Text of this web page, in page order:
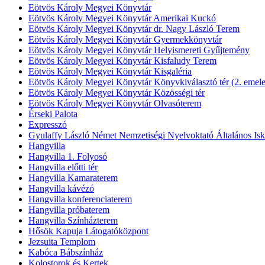
Eötvös Károly Megyei Könyvtár
Eötvös Károly Megyei Könyvtár Amerikai Kuckó
Eötvös Károly Megyei Könyvtár dr. Nagy László Terem
Eötvös Károly Megyei Könyvtár Gyermekkönyvtár
Eötvös Károly Megyei Könyvtár Helyismereti Gyűjtemény
Eötvös Károly Megyei Könyvtár Kisfaludy Terem
Eötvös Károly Megyei Könyvtár Kisgaléria
Eötvös Károly Megyei Könyvtár Könyvkiválasztó tér (2.
Eötvös Károly Megyei Könyvtár Közösségi tér
Eötvös Károly Megyei Könyvtár Olvasóterem
Érseki Palota
Expresszó
Gyulaffy László Német Nemzetiségi Nyelvoktató Általános
Hangvilla
Hangvilla 1. Folyosó
Hangvilla előtti tér
Hangvilla Kamaraterem
Hangvilla kávézó
Hangvilla konferenciaterem
Hangvilla próbaterem
Hangvilla Színházterem
Hősök Kapuja Látogatóközpont
Jezsuita Templom
Kabóca Bábszínház
Kolostorok és Kertek